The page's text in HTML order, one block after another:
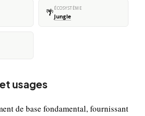
🌴ÉCOSYSTÈME
Jungle
usages
de base fondamental, fournissant